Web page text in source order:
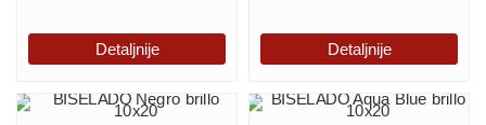
Detaljnije Detaljnije